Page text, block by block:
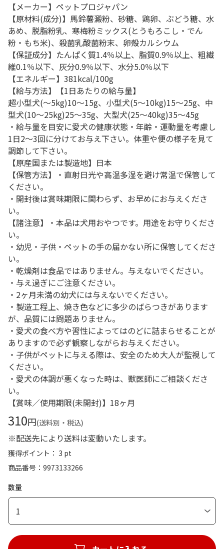
【メーカー】ペットプロジャパン
【原材料(成分)】馬鈴薯澱粉、砂糖、鶏卵、ぶどう糖、水
あめ、脱脂粉乳、寒梅粉ミックス(とうもろこし・でん
粉・もち米)、殺菌乳酸菌粉末、卵殻カルシウム
【保証成分】たんぱく質1.4％以上、脂質0.9％以上、粗繊
維0.1％以下、灰分0.9％以下、水分5.0％以下
【エネルギー】381kcal/100g
【給与方法】【1日あたりの給与量】
超小型犬(～5kg)10～15g、小型犬(5～10kg)15～25g、中
型犬(10～25kg)25～35g、大型犬(25～40kg)35～45g
・給与量を目安に愛犬の健康状態・年齢・運動量を考慮し
1日2～3回に分けてお与え下さい。体重や便の様子を見て
調節して下さい。
【原産国または製造地】日本
【保管方法】・直射日光や高温多湿を避け常温で保管して
ください。
・開封後は賞味期限に関わらず、お早めにお与えくださ
い。
【諸注意】・本品は犬用おやつです。用途をお守りくださ
い。
・幼児・子供・ペットの手の届かない所に保管してくださ
い。
・乾燥剤は食品ではありません。与えないでください。
・与え過ぎにご注意ください。
・2ヶ月未満の幼犬には与えないでください。
・製造工程上、焼き色などに多少のばらつきがあります
が、品質には問題ありません。
・愛犬の食べ方や習性によってはのどに詰まらせることが
ありますので必ず観察しながらお与えください。
・子供がペットに与える際は、安全のため大人が監視して
ください。
・愛犬の体調が悪くなった時は、獣医師にご相談くださ
い。
【賞味／使用期限(未開封)】18ヶ月
310円(送料別・税込)
※配送先により送料は変動いたします。
獲得ポイント： 3 pt
商品番号
9973133266
数量
1